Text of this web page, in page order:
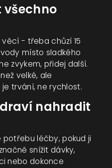
věcí - třeba chůzí 15
místo sladkého
zvykem, přidej další.
velké, ale
trvání, ne rychlost.
nahradit
potřebu léčby, pokud ji
snížit dávky,
nebo dokonce